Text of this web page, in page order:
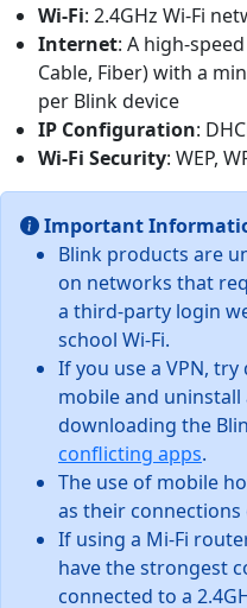
Wi-Fi: 2.4GHz Wi-Fi
Internet: A high-
Cable, Fiber) with a
per Blink device
IP Configuration:
Wi-Fi Security: WEP,
Important
Blink products are
on networks that
a third-party login
school Wi-Fi.
If you use a VPN,
mobile and
downloading the
conflicting apps.
The use of mobile
as their connections
If using a Mi-Fi
have the strongest
connected to a